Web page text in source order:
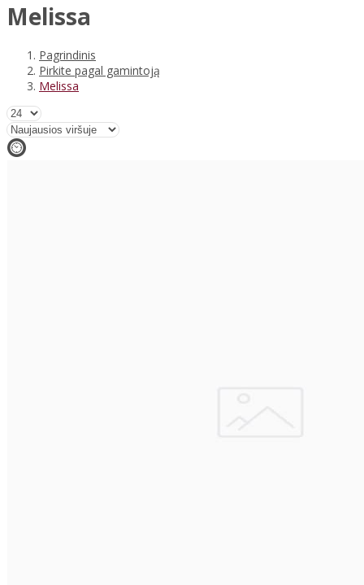
Melissa
Pagrindinis
Pirkite pagal gamintoją
Melissa